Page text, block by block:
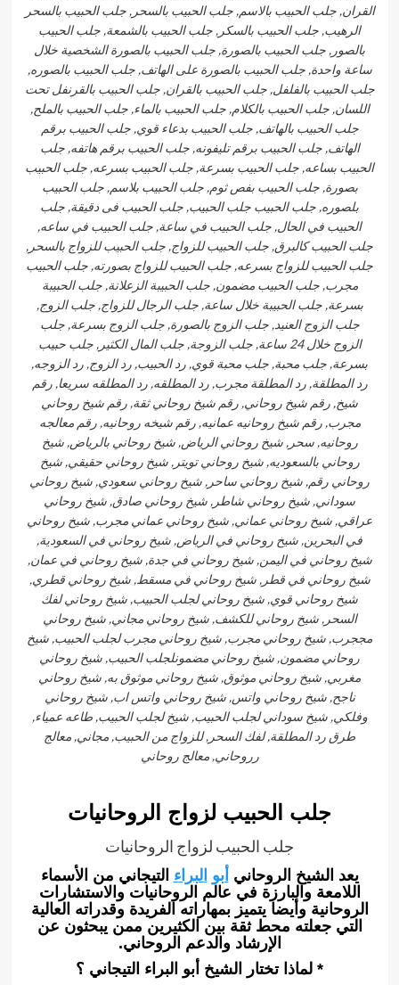
القران, جلب الحبيب بالاسم, جلب الحبيب بالسحر, جلب الحبيب بالسحر
الرهيب, جلب الحبيب بالسكر, جلب الحبيب بالشمعة, جلب الحبيب
بالصور, جلب الحبيب بالصورة, جلب الحبيب بالصورة الشخصية خلال
ساعة واحدة, جلب الحبيب بالصورة على الهاتف, جلب الحبيب بالصوره,
جلب الحبيب بالفلفل, جلب الحبيب بالقران, جلب الحبيب بالقرنفل تحت
اللسان, جلب الحبيب بالكلام, جلب الحبيب بالماء, جلب الحبيب بالملح,
جلب الحبيب بالهاتف, جلب الحبيب بدعاء قوي, جلب الحبيب برقم
الهاتف, جلب الحبيب برقم تليفونه, جلب الحبيب برقم هاتفه, جلب
الحبيب بساعه, جلب الحبيب بسرعة, جلب الحبيب بسرعه, جلب الحبيب
بصورة, جلب الحبيب بفص ثوم, جلب الحبيب بلاسم, جلب الحبيب
بلصوره, جلب الحبيب جلب الحبيب, جلب الحبيب فى دقيقة, جلب
الحبيب في الحال, جلب الحبيب في ساعة, جلب الحبيب في ساعه,
جلب الحبيب كالبرق, جلب الحبيب للزواج, جلب الحبيب للزواج بالسحر,
جلب الحبيب للزواج بسرعه, جلب الحبيب للزواج بصورته, جلب الحبيب
مجرب, جلب الحبيب مضمون, جلب الحبيبة الزعلانة, جلب الحبيبة
بسرعة, جلب الحبيبة خلال ساعة, جلب الرجال للزواج, جلب الزوج,
جلب الزوج العنيد, جلب الزوج بالصورة, جلب الزوج بسرعة, جلب
الزوج خلال 24 ساعة, جلب الزوجة, جلب المال الكثير, جلب حبيب
بسرعة, جلب محبة, جلب محبة قوي, رد الحبيب, رد الزوج, رد الزوجه,
رد المطلقة, رد المطلقة مجرب, رد المطلقه, رد المطلقه سريعا, رقم
شيخ, رقم شيخ روحاني, رقم شيخ روحاني ثقة, رقم شيخ روحاني
مجرب, رقم شيخ روحانيه عمانيه, رقم شيخه روحانيه, رقم معالجه
روحانيه, سحر, شيخ روحاني الرياض, شيخ روحاني بالرياض, شيخ
روحاني بالسعوديه, شيخ روحاني تويتر, شيخ روحاني حقيقي, شيخ
روحاني رقم, شيخ روحاني ساحر, شيخ روحاني سعودي, شيخ روحاني
سوداني, شيخ روحاني شاطر, شيخ روحاني صادق, شيخ روحاني
عراقي, شيخ روحاني عماني, شيخ روحاني عماني مجرب, شيخ روحاني
في البحرين, شيخ روحاني في الرياض, شيخ روحاني في السعودية,
شيخ روحاني في اليمن, شيخ روحاني في جدة, شيخ روحاني في عمان,
شيخ روحاني في قطر, شيخ روحاني في مسقط, شيخ روحاني قطري,
شيخ روحاني قوي, شيخ روحاني لجلب الحبيب, شيخ روحاني لفك
السحر, شيخ روحاني للكشف, شيخ روحاني مجاني, شيخ روحاني
مججرب, شيخ روحاني مجرب, شيخ روحاني مجرب لجلب الحبيب, شيخ
روحاني مضمون, شيخ روحاني مضمونلجلب الحبيب, شيخ روحاني
مغربي, شيخ روحاني موثوق, شيخ روحاني موثوق به, شيخ روحاني
ناجح, شيخ روحاني واتس, شيخ روحاني واتس اب, شيخ روحاني
وفلكي, شيخ سوداني لجلب الحبيب, شيخ لجلب الحبيب, طاعه عمياء,
طرق رد المطلقة, لفك السحر, للزواج من الحبيب, مجاني, معالج
رروحاني, معالج روحاني
جلب الحبيب لزواج الروحانيات
جلب الحبيب لزواج الروحانيات
يعد الشيخ الروحاني أبو البراء التيجاني من الأسماء
اللامعة والبارزة في عالم الروحانيات والاستشارات
الروحانية وأيضا يتميز بمهاراته الفريدة وقدراته العالية
التي جعلته محط ثقة بين الكثيرين ممن يبحثون عن
الإرشاد والدعم الروحاني.
* لماذا تختار الشيخ أبو البراء التيجاني ؟